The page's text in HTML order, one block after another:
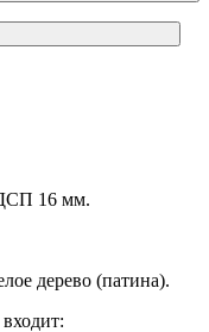
16 мм.
дерево (патина).